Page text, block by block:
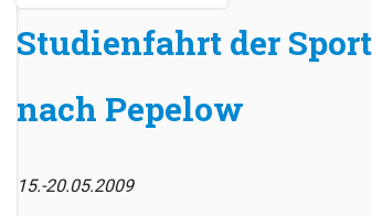
Studienfahrt der
nach Pepelow
15.-20.05.2009